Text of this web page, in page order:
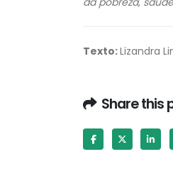
Texto:Lizandra
Share this